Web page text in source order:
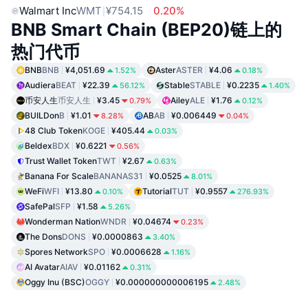
Walmart IncWMT ¥754.15 0.20%
BNB Smart Chain (BEP20)链上的
热门代币
BNBBNB ¥4,051.69 1.52% AsterASTER ¥4.06 0.18%
AudieraBEAT ¥22.39 56.12% StableSTABLE ¥0.2235 1.40%
币安人生币安人生 ¥3.45 0.79% AileyALE ¥1.76 0.12%
BUILDonB ¥1.01 8.28% ABAB ¥0.006449 0.04%
48 Club TokenKOGE ¥405.44 0.03%
BeldexBDX ¥0.6221 0.56%
Trust Wallet TokenTWT ¥2.67 0.63%
Banana For ScaleBANANAS31 ¥0.0525 8.01%
WeFiWFI ¥13.80 0.10% TutorialTUT ¥0.9557 276.93%
SafePalSFP ¥1.58 5.26%
Wonderman NationWNDR ¥0.04674 0.23%
The DonsDONS ¥0.0000863 3.40%
Spores NetworkSPO ¥0.0006628 1.16%
AI AvatarAIAV ¥0.01162 0.31%
Oggy Inu (BSC)OGGY ¥0.000000000006195 2.48%